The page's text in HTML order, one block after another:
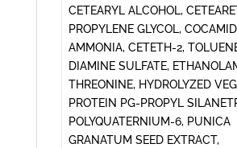
CETEARYL ALCOHOL,
PROPYLENE GLYCOL,
AMMONIA, CETETH-2,
DIAMINE SULFATE,
THREONINE, HYDROLYZED
PROTEIN PG-PROPYL
POLYQUATERNIUM-6, PUNICA
GRANATUM SEED EXTRACT,